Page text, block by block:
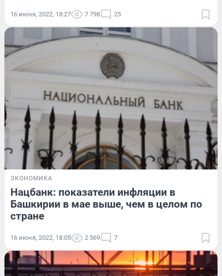
16 июня, 2022, 18:27 7 798 25
ЭКОНОМИКА
Нацбанк: показатели инфляции в
Башкирии в мае выше, чем в целом по
стране
16 июня, 2022, 18:05 2 569 7